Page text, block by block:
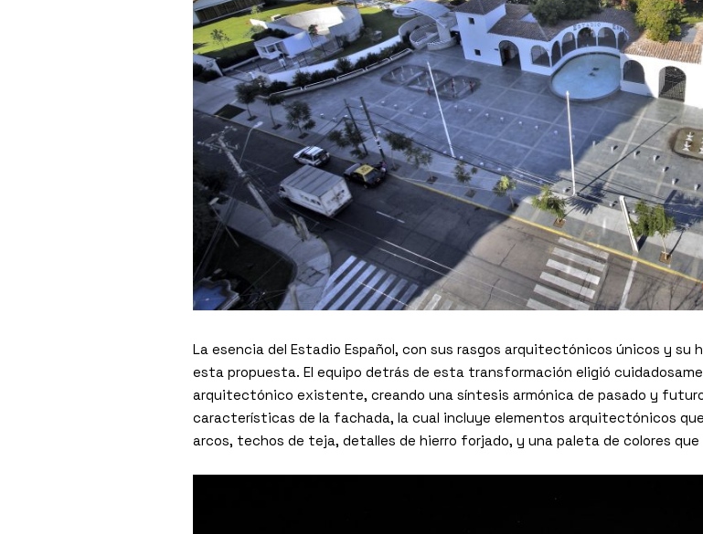
La esencia del Estadio Español, con sus rasgos arquitectónicos únicos y su
esta propuesta. El equipo detrás de esta transformación eligió
arquitectónico existente, creando una síntesis armónica de pasado y
características de la fachada, la cual incluye elementos arquitectónicos
arcos, techos de teja, detalles de hierro forjado, y una paleta de colores